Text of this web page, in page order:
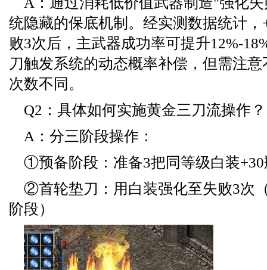
统隐藏的保底机制。经实测数据统计，
败3次后，主武器成功率可提升12%-
刀触发系统的动态概率补偿，但需注
次数不同。
Q2：具体如何实施黄金三刀流操作？
A：分三阶段操作：
①预备阶段：准备3把同等级白装
②首轮垫刀：用白装强化至失败3次
阶段）